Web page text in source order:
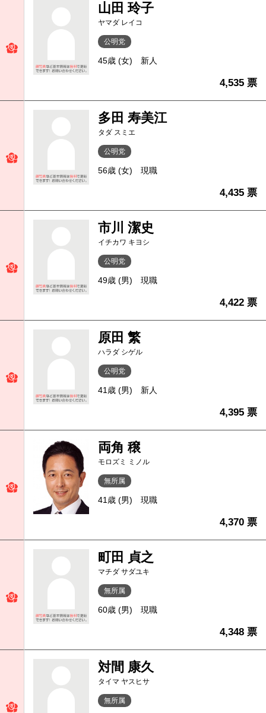
山田 玲子
ヤマダ レイコ
公明党
45歳 (女) 新人
4,535 票
多田 寿美江
タダ スミエ
公明党
56歳 (女) 現職
4,435 票
市川 潔史
イチカワ キヨシ
公明党
49歳 (男) 現職
4,422 票
原田 繁
ハラダ シゲル
公明党
41歳 (男) 新人
4,395 票
両角 穣
モロズミ ミノル
無所属
41歳 (男) 現職
4,370 票
町田 貞之
マチダ サダユキ
無所属
60歳 (男) 現職
4,348 票
対間 康久
タイマ ヤスヒサ
無所属